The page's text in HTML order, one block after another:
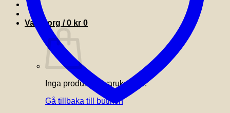
Varukorg /0 kr 0
Inga produkter i varukorgen.
Gå tillbaka till butiken